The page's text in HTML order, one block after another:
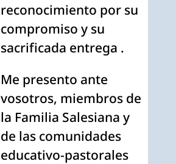
reconocimiento por su
compromiso y su
sacrificada entrega .
Me presento ante
vosotros, miembros de
la Familia Salesiana y
de las comunidades
educativo-pastorales